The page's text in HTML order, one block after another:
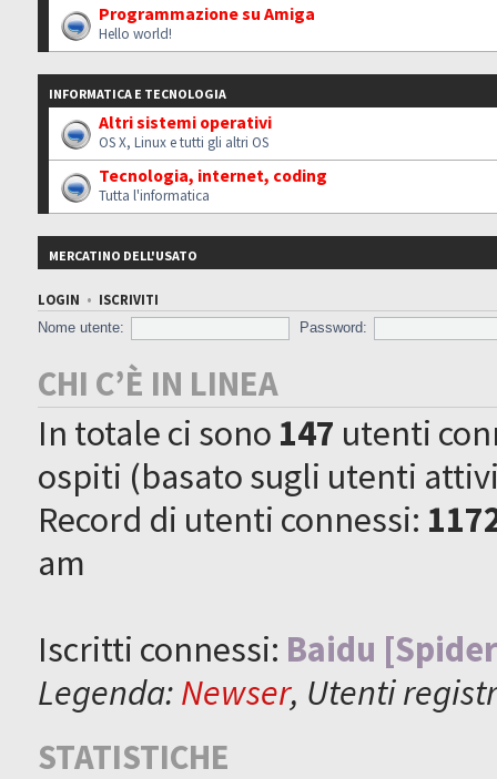
Programmazione su Amiga
Hello world!
INFORMATICA E TECNOLOGIA
Altri sistemi operativi
OS X, Linux e tutti gli altri OS
Tecnologia, internet, coding
Tutta l'informatica
MERCATINO DELL'USATO
LOGIN • ISCRIVITI
Nome utente:
Password:
CHI C’È IN LINEA
In totale ci sono 147 utenti
ospiti (basato sugli utenti
Record di utenti connessi:
am
Iscritti connessi: Baidu
Legenda:Newser, Utenti
STATISTICHE